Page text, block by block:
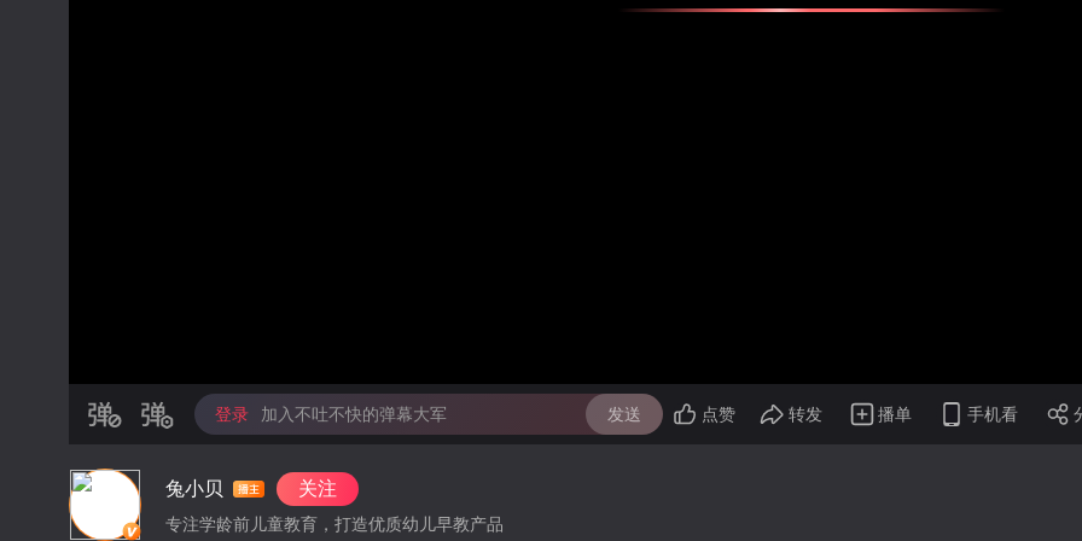
登录 加入不吐不快的弹幕大军 发送 点赞 转发 播单 手机看
兔小贝 关注
专注学龄前儿童教育，打造优质幼儿早教产品